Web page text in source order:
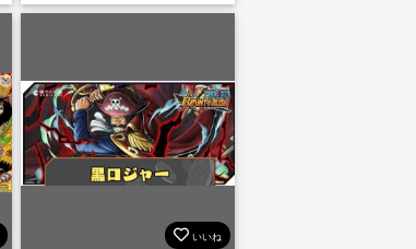
送致します ご利用、心よりお待ちしてお
いいね